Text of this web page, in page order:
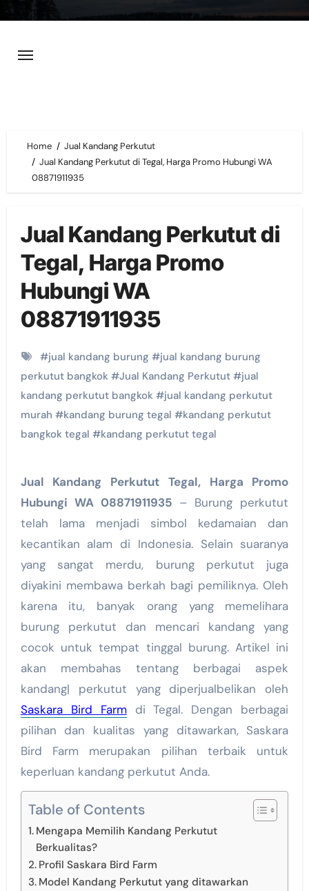
content
Home
Jual Kandang Perkutut
Jual Kandang Perkutut di Tegal, Harga Promo Hubungi WA
08871911935
Jual Kandang Perkutut di
Tegal, Harga Promo
Hubungi WA
08871911935
#jual kandang burung #jual kandang burung
perkutut bangkok#Jual Kandang Perkutut#jual
kandang perkutut bangkok#jual kandang perkutut
murah #kandang burung tegal #kandang perkutut
bangkok tegal #kandang perkutut tegal
Jual Kandang Perkutut Tegal, Harga Promo
Hubungi WA 08871911935 – Burung perkutut
telah lama menjadi simbol kedamaian dan
kecantikan alam di Indonesia. Selain suaranya
yang sangat merdu, burung perkutut juga
diyakini membawa berkah bagi pemiliknya. Oleh
karena itu, banyak orang yang memelihara
burung perkutut dan mencari kandang yang
cocok untuk tempat tinggal burung. Artikel ini
akan membahas tentang berbagai aspek
kandang| perkutut yang diperjualbelikan oleh
Saskara Bird Farmdi Tegal. Dengan berbagai
pilihan dan kualitas yang ditawarkan, Saskara
Bird Farm merupakan pilihan terbaik untuk
keperluan kandang perkutut Anda.
Table of Contents
Mengapa Memilih Kandang Perkutut
Berkualitas?
Profil Saskara Bird Farm
Model Kandang Perkutut yang ditawarkan